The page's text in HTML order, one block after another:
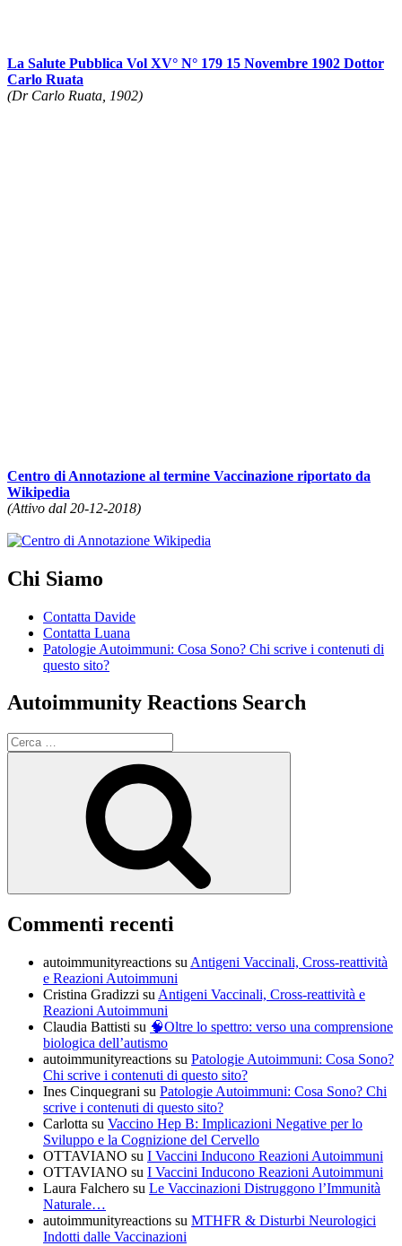
La Salute Pubblica Vol XV° N° 179 15 Novembre 1902 Dottor
Carlo Ruata
(Dr Carlo Ruata, 1902)
Centro di Annotazione al termine Vaccinazione riportato da
Wikipedia
(Attivo dal 20-12-2018)
Chi Siamo
Contatta Davide
Contatta Luana
Patologie Autoimmuni: Cosa Sono? Chi scrive i contenuti di
questo sito?
Autoimmunity Reactions Search
Cerca:
Commenti recenti
autoimmunityreactions su Antigeni Vaccinali, Cross-reattività
e Reazioni Autoimmuni
Cristina Gradizzi su Antigeni Vaccinali, Cross-reattività e
Reazioni Autoimmuni
Claudia Battisti su 🧠Oltre lo spettro: verso una comprensione
biologica dell’autismo
autoimmunityreactions su Patologie Autoimmuni: Cosa Sono?
Chi scrive i contenuti di questo sito?
Ines Cinquegrani su Patologie Autoimmuni: Cosa Sono? Chi
scrive i contenuti di questo sito?
Carlotta su Vaccino Hep B: Implicazioni Negative per lo
Sviluppo e la Cognizione del Cervello
OTTAVIANO su I Vaccini Inducono Reazioni Autoimmuni
OTTAVIANO su I Vaccini Inducono Reazioni Autoimmuni
Laura Falchero su Le Vaccinazioni Distruggono l’Immunità
Naturale…
autoimmunityreactions su MTHFR & Disturbi Neurologici
Indotti dalle Vaccinazioni